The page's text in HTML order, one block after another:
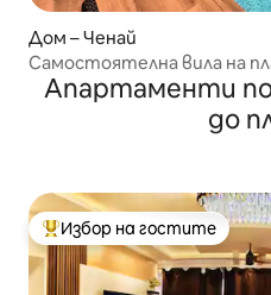
Дом – Ченай
Самостоятелна вила на
Апартаменти
до
Най-популярен избор на
Избор на гостите